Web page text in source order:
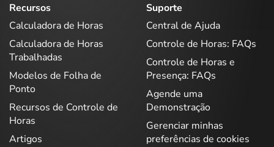
Recursos
Calculadora de Horas
Calculadora de Horas
Trabalhadas
Modelos de Folha de
Ponto
Recursos de Controle de
Horas
Artigos
Suporte
Central de Ajuda
Controle de Horas: FAQs
Controle de Horas e
Presença: FAQs
Agende uma
Demonstração
Gerenciar minhas
preferências de cookies